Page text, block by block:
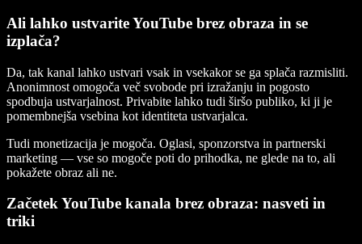
Ali lahko ustvarite YouTube brez obraza in se
izplača?
Da, tak kanal lahko ustvari vsak in vsekakor se ga splača razmisliti.
Anonimnost omogoča več svobode pri izražanju in pogosto
spodbuja ustvarjalnost. Privabite lahko tudi širšo publiko, ki ji je
pomembnejša vsebina kot identiteta ustvarjalca.
Tudi monetizacija je mogoča. Oglasi, sponzorstva in partnerski
marketing — vse so mogoče poti do prihodka, ne glede na to, ali
pokažete obraz ali ne.
Začetek YouTube kanala brez obraza: nasveti in
triki